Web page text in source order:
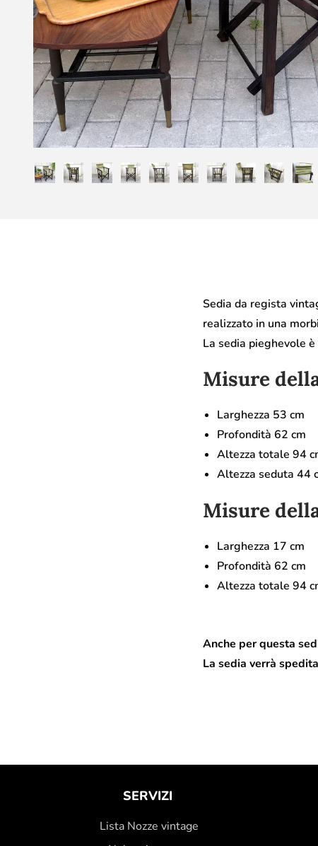
Sedia da regista
realizzato in una
La sedia pieghevole
Misure
Larghezza 53 cm
Profondità 62 cm
Altezza totale 94
Altezza seduta 44
Misure
Larghezza 17 cm
Profondità 62 cm
Altezza totale 94
Anche per questa
La sedia verrà
SERVIZI
Lista Nozze vintage